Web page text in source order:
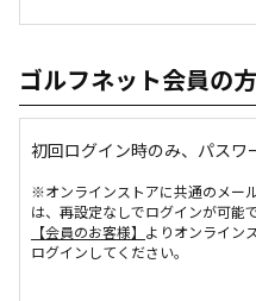
ゴルフネット会員の方
初回ログイン時のみ、パスワ
※オンラインストアに共通のメー
は、再設定なしでログインが可能で
【会員のお客様】 よりオンライン
ログインしてください。